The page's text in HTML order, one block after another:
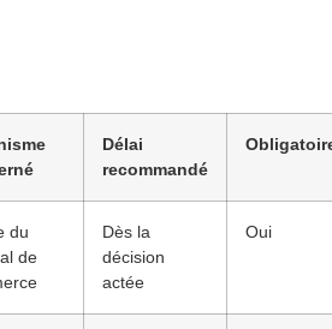
Délai
recommandé
du
de
Dès la
décision
actée
Oui